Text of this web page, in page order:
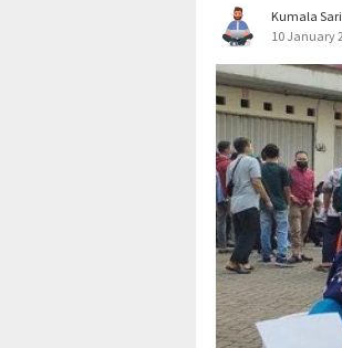
Kumala Sari
10 January